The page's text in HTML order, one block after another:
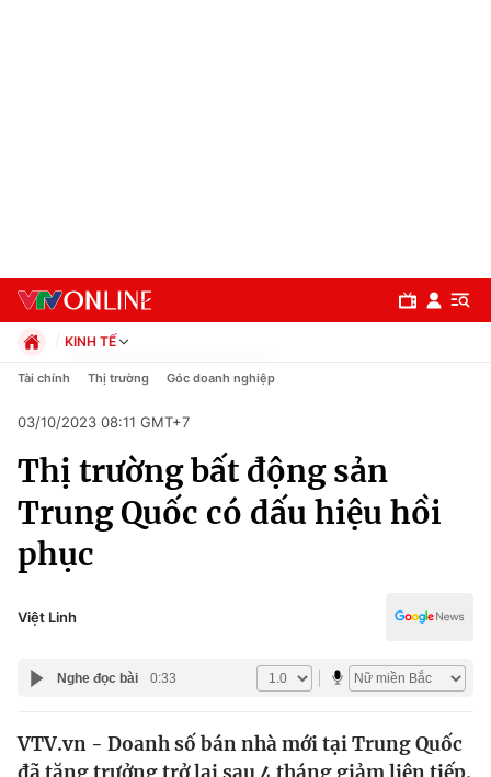
Chuyên mục
Chính trị
Xã hội
Pháp luật
Y tế
Thế giới
KINH TẾ
Chính trị
Pháp luật
Kinh tế
Thể thao
Truyền hình
Văn hóa - Giải trí
Tài chính Thị trường Góc doanh nghiệp
03/10/2023 08:11 GMT+7
Thị trường bất động sản
Trung Quốc có dấu hiệu hồi
phục
Việt Linh
Nghe đọc bài 0:33
VTV.vn - Doanh số bán nhà mới tại Trung Quốc